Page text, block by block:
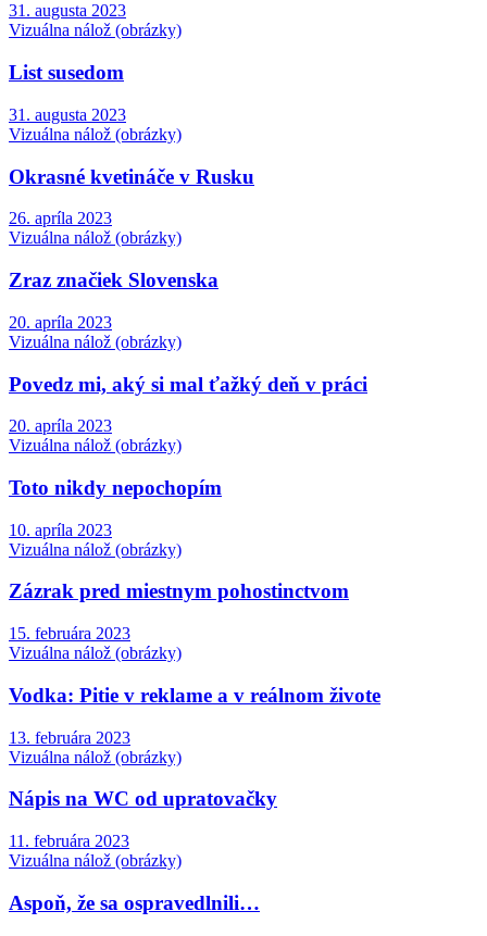
31. augusta 2023
Vizuálna nálož (obrázky)
List susedom
31. augusta 2023
Vizuálna nálož (obrázky)
Okrasné kvetináče v Rusku
26. apríla 2023
Vizuálna nálož (obrázky)
Zraz značiek Slovenska
20. apríla 2023
Vizuálna nálož (obrázky)
Povedz mi, aký si mal ťažký deň v práci
20. apríla 2023
Vizuálna nálož (obrázky)
Toto nikdy nepochopím
10. apríla 2023
Vizuálna nálož (obrázky)
Zázrak pred miestnym pohostinctvom
15. februára 2023
Vizuálna nálož (obrázky)
Vodka: Pitie v reklame a v reálnom živote
13. februára 2023
Vizuálna nálož (obrázky)
Nápis na WC od upratovačky
11. februára 2023
Vizuálna nálož (obrázky)
Aspoň, že sa ospravedlnili…